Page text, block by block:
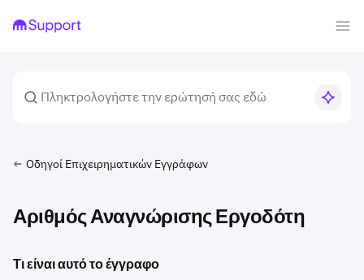
Οδηγοί Επιχειρηματικών Εγγράφων
Αριθμός Αναγνώρισης Εργοδότη
Τι είναι αυτό το έγγραφο